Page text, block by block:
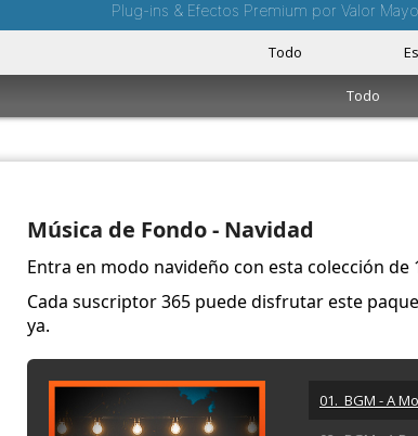
Plug-ins & Efectos Premium por Valor
Todo
Todo
Música de Fondo - Navidad
Entra en modo navideño con esta colección
Cada suscriptor 365 puede disfrutar este
ya.
01. BGM - A